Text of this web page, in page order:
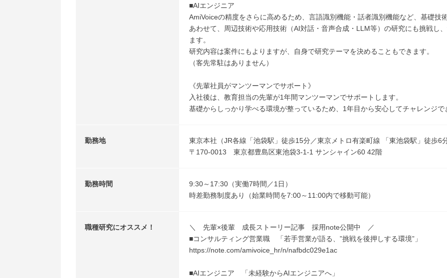
■AIエンジニア
AmiVoiceの精度をさらに高めるため、言語識別機能・話者識別機能など、基礎技
あわせて、周辺技術や応用技術（AI対話・音声合成・LLM等）の研究にも挑戦し
ます。
研究内容は案件にもよりますが、自身で研究テーマを決めることもできます。
（客先常駐はありません）
《先輩社員がマンツーマンでサポート》
入社後は、教育担当の先輩が1年間マンツーマンでサポートします。
基礎からしっかり学べる環境が整っているため、1年目から安心してチャレンジで
勤務地
東京本社（JR各線「池袋駅」徒歩15分／東京メトロ有楽町線 「東池袋駅」徒歩6分
〒170-0013 東京都豊島区東池袋3-1-1 サンシャイン60 42階
勤務時間
9:30～17:30（実働7時間／1日）
時差勤務制度あり（始業時間を7:00～11:00内で移動可能）
職種研究にオススメ！
＼ 先輩×後輩 成長ストーリー記事 採用note公開中 ／
■コンサルティング営業職 「若手営業が語る、”挑戦を後押しする環境”」
https://note.com/amivoice_hr/n/nafbdc029e1ac
■AIエンジニア 「未経験からAIエンジニアへ」